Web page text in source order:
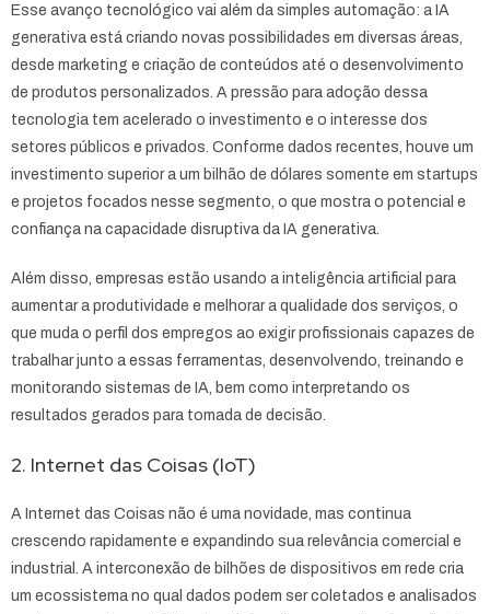
Esse avanço tecnológico vai além da simples automação: a IA
generativa está criando novas possibilidades em diversas áreas,
desde marketing e criação de conteúdos até o desenvolvimento
de produtos personalizados. A pressão para adoção dessa
tecnologia tem acelerado o investimento e o interesse dos
setores públicos e privados. Conforme dados recentes, houve um
investimento superior a um bilhão de dólares somente em startups
e projetos focados nesse segmento, o que mostra o potencial e
confiança na capacidade disruptiva da IA generativa.
Além disso, empresas estão usando a inteligência artificial para
aumentar a produtividade e melhorar a qualidade dos serviços, o
que muda o perfil dos empregos ao exigir profissionais capazes de
trabalhar junto a essas ferramentas, desenvolvendo, treinando e
monitorando sistemas de IA, bem como interpretando os
resultados gerados para tomada de decisão.
2. Internet das Coisas (IoT)
A Internet das Coisas não é uma novidade, mas continua
crescendo rapidamente e expandindo sua relevância comercial e
industrial. A interconexão de bilhões de dispositivos em rede cria
um ecossistema no qual dados podem ser coletados e analisados